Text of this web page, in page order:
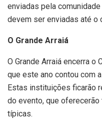
enviadas pela
devem ser enviadas até o
O Grande Arraiá
O Grande Arraiá encerra o
que este ano contou com
Estas instituições ficarão
do evento, que
típicas.